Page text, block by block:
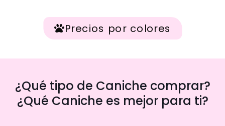
Precios por colores
¿Qué tipo de Caniche comprar?
¿Qué Caniche es mejor para ti?